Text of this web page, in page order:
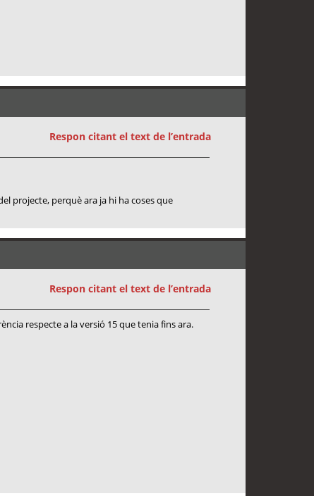
Respon citant el text de l’entrada
projecte, perquè ara ja hi ha coses que
Respon citant el text de l’entrada
respecte a la versió 15 que tenia fins ara.